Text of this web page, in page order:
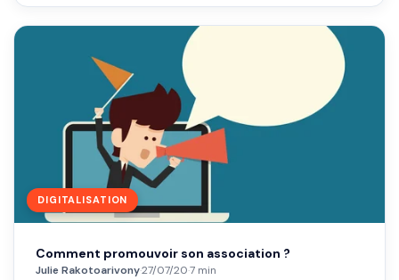
DIGITALISATION
Comment promouvoir son association ?
Julie Rakotoarivony·27/07/20·7 min